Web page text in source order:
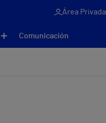
Área Privada
Comunicación